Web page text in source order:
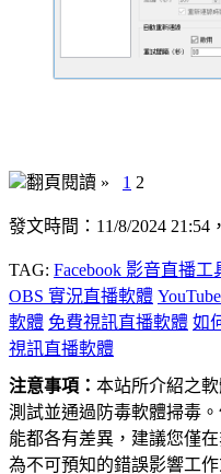
翻頁閱讀 » 1 2
發文時間：11/8/2024 21:54
TAG: Facebook 影音直播工
OBS 實況直播軟體
軟體 免費視訊直播軟體 如
視訊直播軟體
注意事項： 本站所介紹之
測試並通過防毒軟體掃毒
能都各有差異，建議您僅
為不可預知的錯誤影響工